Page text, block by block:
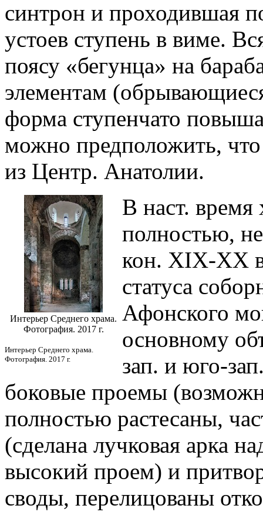
синтрон и проходившая
устоев ступень в виме.
поясу «бегунца» на
элементам
форма ступенчато
можно предположить,
из Центр. Анатолии.
Интерьер Среднего храма.
Фотография. 2017 г.
Интерьер Среднего храма.
Фотография. 2017 г.
В наст. время
полностью,
кон. XIX-XX
статуса
Афонского
основному
зап. и юго-
боковые проемы
полностью растесаны,
(сделана лучковая арка
высокий проем) и
своды, перелицованы